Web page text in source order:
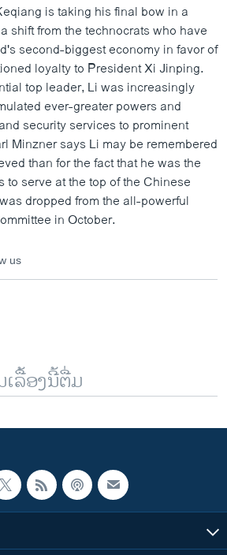
is taking his final bow in a
shift from the technocrats who have
second-biggest economy in favor of
loyalty to President Xi Jinping.
top leader, Li was increasingly
ever-greater powers and
security services to prominent
Minzner says Li may be remembered
than for the fact that he was the
to serve at the top of the Chinese
dropped from the all-powerful
in October.
us
ລື້ອງນີ້ຕື່ມ